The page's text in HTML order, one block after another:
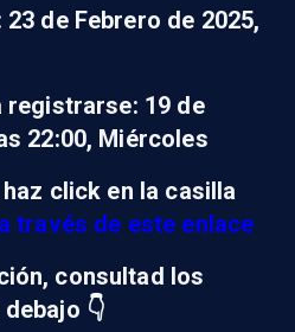
de Febrero de 2025,
registrarse: 19 de
22:00, Miércoles
click en la casilla
a través de este enlace
consultad los
👇